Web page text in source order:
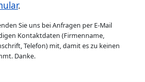
.
Sie uns bei Anfragen per E-Mail
Kontaktdaten (Firmenname,
Telefon) mit, damit es zu keinen
Danke.